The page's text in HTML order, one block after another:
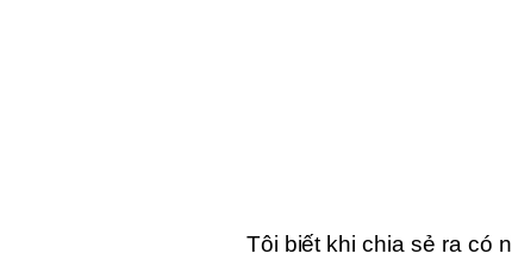
Tôi biết khi chia sẻ ra có